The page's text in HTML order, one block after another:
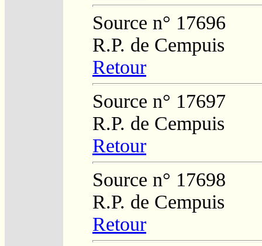
Source n° 17696
R.P. de Cempuis
Retour
Source n° 17697
R.P. de Cempuis
Retour
Source n° 17698
R.P. de Cempuis
Retour